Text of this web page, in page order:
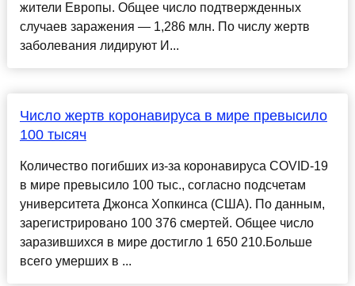
жители Европы. Общее число подтвержденных
случаев заражения — 1,286 млн. По числу жертв
заболевания лидируют И...
Число жертв коронавируса в мире превысило
100 тысяч
Количество погибших из-за коронавируса COVID-19
в мире превысило 100 тыс., согласно подсчетам
университета Джонса Хопкинса (США). По данным,
зарегистрировано 100 376 смертей. Общее число
заразившихся в мире достигло 1 650 210.Больше
всего умерших в ...